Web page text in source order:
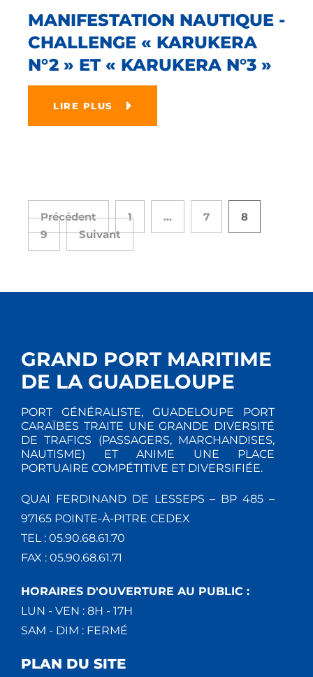
MANIFESTATION NAUTIQUE -
CHALLENGE « KARUKERA
N°2 » ET « KARUKERA N°3 »
LIRE PLUS
Précédent 1 … 7
8
9
Suivant
GRAND PORT MARITIME
DE LA GUADELOUPE
PORT GÉNÉRALISTE, GUADELOUPE PORT
CARAÏBES TRAITE UNE GRANDE DIVERSITÉ
DE TRAFICS (PASSAGERS, MARCHANDISES,
NAUTISME) ET ANIME UNE PLACE
PORTUAIRE COMPÉTITIVE ET DIVERSIFIÉE.
QUAI FERDINAND DE LESSEPS – BP 485 –
97165 POINTE-À-PITRE CEDEX
TEL : 05.90.68.61.70
FAX : 05.90.68.61.71
HORAIRES D'OUVERTURE AU PUBLIC :
LUN - VEN : 8H - 17H
SAM - DIM : FERMÉ
PLAN DU SITE